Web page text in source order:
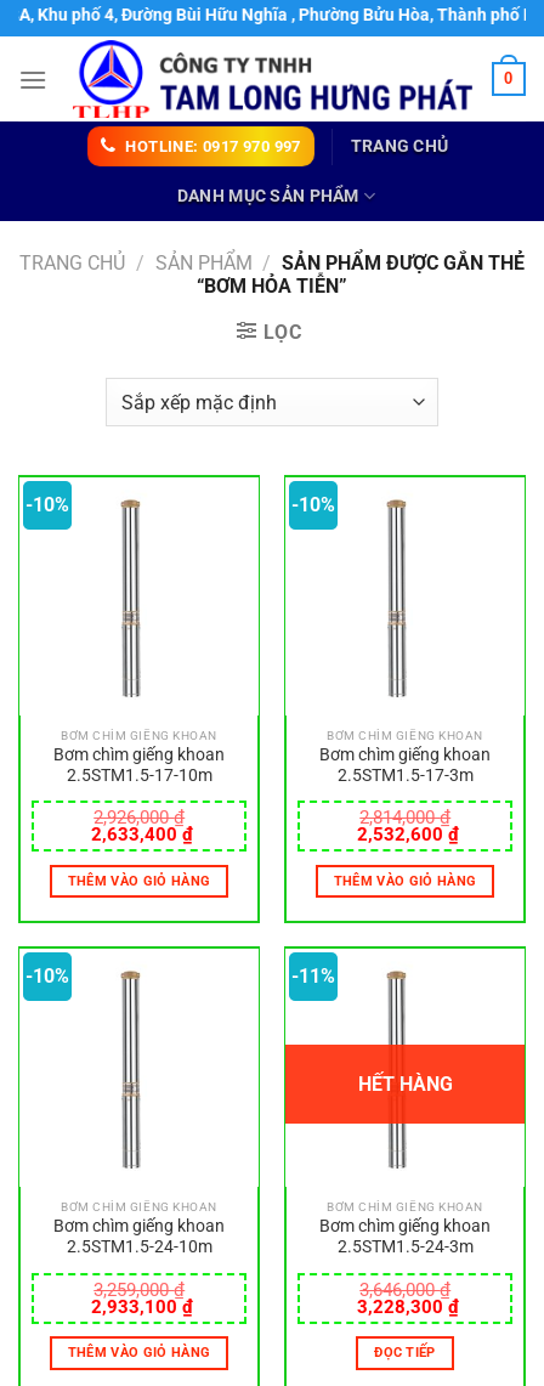
Chuyển
đến
nội
4, Đường Bùi Hữu Nghĩa , Phường Bửu Hòa, Thành phố Biên
0
HOTLINE: 0917 970 997 TRANG CHỦ
DANH MỤC SẢN PHẨM
TRANG CHỦ / SẢN PHẨM / SẢN PHẨM ĐƯỢC GẮN THẺ
“BƠM HỎA TIỄN”
LỌC
-10%
BƠM CHÌM GIẾNG KHOAN
Bơm chìm giếng khoan
2.5STM1.5-17-10m
2,926,000₫
Giá
gốc
là:
2,926,000 ₫.
2,633,400 ₫Giá
hiện
tại
là:
2,633,400 ₫.
THÊM VÀO GIỎ HÀNG
-10%
BƠM CHÌM GIẾNG KHOAN
Bơm chìm giếng khoan
2.5STM1.5-17-3m
2,814,000₫
Giá
gốc
là:
2,814,000 ₫.
2,532,600 ₫Giá
hiện
tại
là:
THÊM VÀO GIỎ HÀNG
-10%
BƠM CHÌM GIẾNG KHOAN
Bơm chìm giếng khoan
2.5STM1.5-24-10m
3,259,000₫
Giá
gốc
là:
3,259,000 ₫.
2,933,100 ₫Giá
hiện
tại
là:
2,933,100 ₫.
THÊM VÀO GIỎ HÀNG
-11%
HẾT HÀNG
BƠM CHÌM GIẾNG KHOAN
Bơm chìm giếng khoan
2.5STM1.5-24-3m
3,646,000₫
Giá
gốc
là:
3,646,000 ₫.
3,228,300 ₫Giá
hiện
ĐỌC TIẾP